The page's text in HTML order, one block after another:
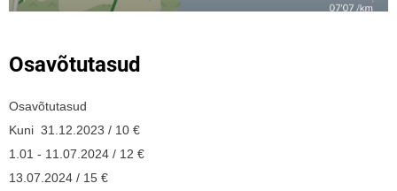
Osavõtutasud
Osavõtutasud
Kuni 31.12.2023 / 10 €
1.01 - 11.07.2024 / 12 €
13.07.2024 / 15 €